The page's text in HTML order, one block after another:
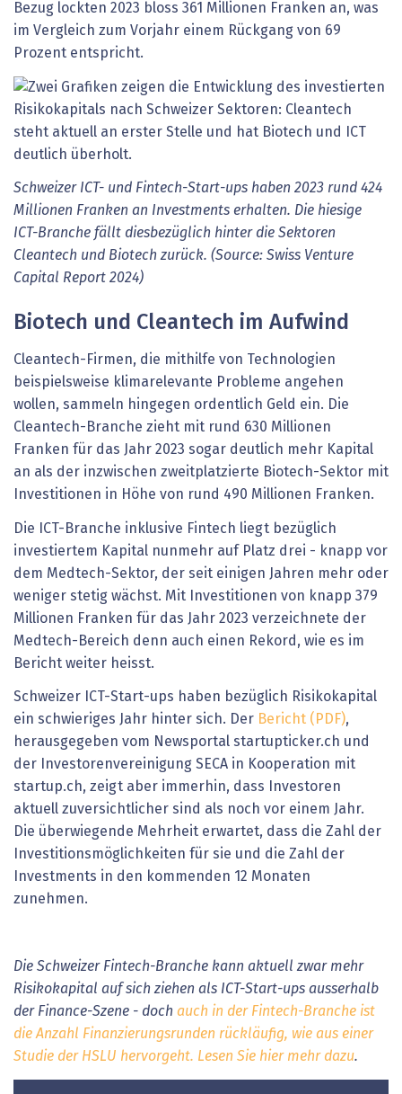
Bezug lockten 2023 bloss 361 Millionen Franken an, was
im Vergleich zum Vorjahr einem Rückgang von 69
Prozent entspricht.
Schweizer ICT- und Fintech-Start-ups haben 2023 rund 424
Millionen Franken an Investments erhalten. Die hiesige
ICT-Branche fällt diesbezüglich hinter die Sektoren
Cleantech und Biotech zurück. (Source: Swiss Venture
Capital Report 2024)
Biotech und Cleantech im Aufwind
Cleantech-Firmen, die mithilfe von Technologien
beispielsweise klimarelevante Probleme angehen
wollen, sammeln hingegen ordentlich Geld ein. Die
Cleantech-Branche zieht mit rund 630 Millionen
Franken für das Jahr 2023 sogar deutlich mehr Kapital
an als der inzwischen zweitplatzierte Biotech-Sektor mit
Investitionen in Höhe von rund 490 Millionen Franken.
Die ICT-Branche inklusive Fintech liegt bezüglich
investiertem Kapital nunmehr auf Platz drei - knapp vor
dem Medtech-Sektor, der seit einigen Jahren mehr oder
weniger stetig wächst. Mit Investitionen von knapp 379
Millionen Franken für das Jahr 2023 verzeichnete der
Medtech-Bereich denn auch einen Rekord, wie es im
Bericht weiter heisst.
Schweizer ICT-Start-ups haben bezüglich Risikokapital
ein schwieriges Jahr hinter sich. Der Bericht (PDF),
herausgegeben vom Newsportal startupticker.ch und
der Investorenvereinigung SECA in Kooperation mit
startup.ch, zeigt aber immerhin, dass Investoren
aktuell zuversichtlicher sind als noch vor einem Jahr.
Die überwiegende Mehrheit erwartet, dass die Zahl der
Investitionsmöglichkeiten für sie und die Zahl der
Investments in den kommenden 12 Monaten
zunehmen.
Die Schweizer Fintech-Branche kann aktuell zwar mehr
Risikokapital auf sich ziehen als ICT-Start-ups ausserhalb
der Finance-Szene - doch auch in der Fintech-Branche ist
die Anzahl Finanzierungsrunden rückläufig, wie aus einer
Studie der HSLU hervorgeht. Lesen Sie hier mehr dazu.